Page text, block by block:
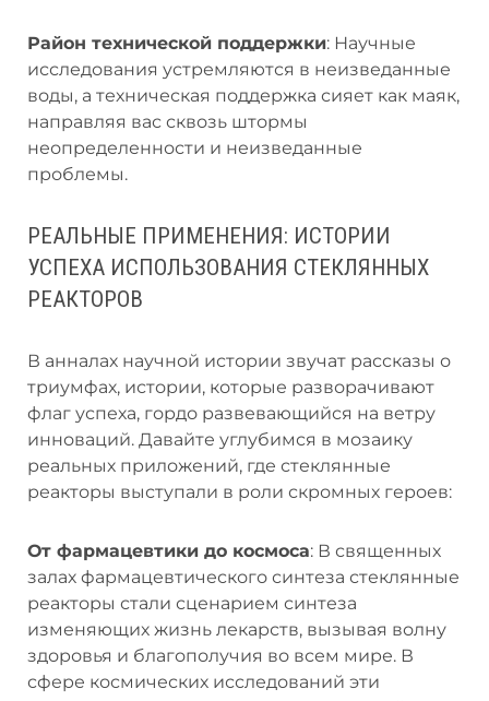
Район технической поддержки: Научные
исследования устремляются в неизведанные
воды, а техническая поддержка сияет как маяк,
направляя вас сквозь штормы
неопределенности и неизведанные
проблемы.
РЕАЛЬНЫЕ ПРИМЕНЕНИЯ: ИСТОРИИ
УСПЕХА ИСПОЛЬЗОВАНИЯ СТЕКЛЯННЫХ
РЕАКТОРОВ
В анналах научной истории звучат рассказы о
триумфах, истории, которые разворачивают
флаг успеха, гордо развевающийся на ветру
инноваций. Давайте углубимся в мозаику
реальных приложений, где стеклянные
реакторы выступали в роли скромных героев:
От фармацевтики до космоса: В священных
залах фармацевтического синтеза стеклянные
реакторы стали сценарием синтеза
изменяющих жизнь лекарств, вызывая волну
здоровья и благополучия во всем мире. В
сфере космических исследований эти